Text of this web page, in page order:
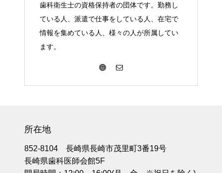
歯科衛生士の資格保持者の団体です。勤務し
ている人、派遣で仕事をしている人、在宅で
情報を集めている人、様々の人が所属してい
ます。
所在地
852-8104 長崎県長崎市茂里町3番19号
長崎県歯科医師会館5F